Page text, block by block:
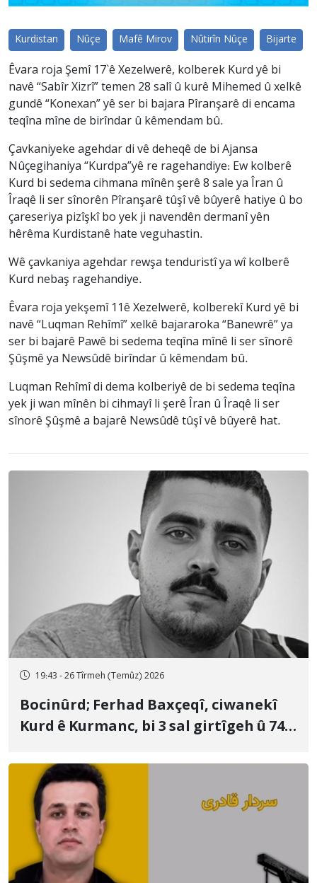
Kurdistan Nûçe Mafê Mirov Nûtirîn Nûçe Bijarte
Êvara roja Şemî 17`ê Xezelwerê, kolberek Kurd yê bi
navê “Sabîr Xizrî” temen 28 salî û kurê Mihemed û xelkê
gundê “Konexan” yê ser bi bajara Pîranşarê di encama
teqîna mîne de birîndar û kêmendam bû.
Çavkaniyeke agehdar di vê deheqê de bi Ajansa
Nûçegihaniya “Kurdpa”yê re ragehandiye: Ew kolberê
Kurd bi sedema cihmana mînên şerê 8 sale ya Îran û
Îraqê li ser sînorên Pîranşarê tûşî vê bûyerê hatiye û bo
çareseriya pizîşkî bo yek ji navendên dermanî yên
hêrêma Kurdistanê hate veguhastin.
Wê çavkaniya agehdar rewşa tenduristî ya wî kolberê
Kurd nebaş ragehandiye.
Êvara roja yekşemî 11ê Xezelwerê, kolberekî Kurd yê bi
navê “Luqman Rehîmî” xelkê bajararoka “Banewrê” ya
ser bi bajarê Pawê bi sedema teqîna mînê li ser sînorê
Şûşmê ya Newsûdê birîndar û kêmendam bû.
Luqman Rehîmî di dema kolberiyê de bi sedema teqîna
yek ji wan mînên bi cihmayî li şerê Îran û Îraqê li ser
sînorê Şûşmê a bajarê Newsûdê tûşî vê bûyerê hat.
19:43 - 26 Tîrmeh (Temûz) 2026
Bocinûrd; Ferhad Baxçeqî, ciwanekî
Kurd ê Kurmanc, bi 3 sal girtîgeh û 74